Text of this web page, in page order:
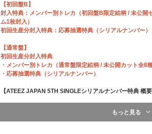
【初回盤B】
封入特典：メンバー別トレカ（初回盤B限定絵柄 / 未公
ム1枚封入）
初回生産分封入特典：応募抽選特典（シリアルナンバー）
【通常盤】
初回生産分封入特典
・メンバー別トレカ（通常盤限定絵柄 / 未公開カット全8
・応募抽選特典（シリアルナンバー）
【ATEEZ JAPAN 5TH SINGLEシリアルナンバー特典 概要
【A】ATEEZ JAPAN 5TH SINGLE発売記念オフラインイ
もっと見る